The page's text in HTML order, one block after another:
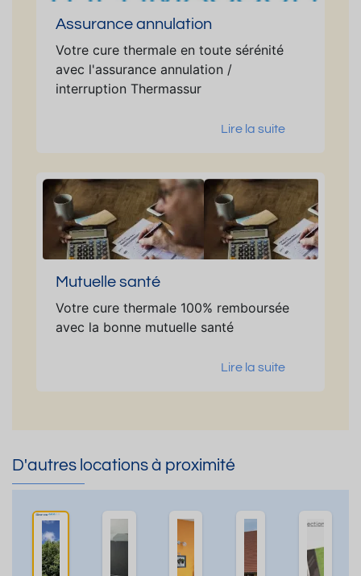
Assurance annulation
Votre cure thermale en toute sérénité
avec l'assurance annulation /
interruption Thermassur
Lire la suite
Mutuelle santé
Votre cure thermale 100% remboursée
avec la bonne mutuelle santé
Lire la suite
D'autres locations à proximité